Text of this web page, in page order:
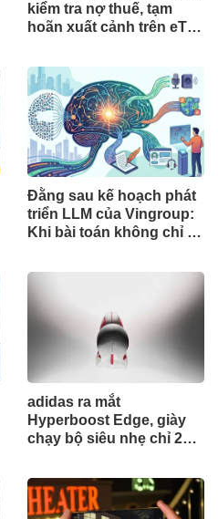
kiểm tra nợ thuế, tạm
hoãn xuất cảnh trên eTax
Đằng sau kế hoạch phát
triển LLM của Vingroup:
Khi bài toán không chỉ là
adidas ra mắt
Hyperboost Edge, giày
chạy bộ siêu nhẹ chỉ 255